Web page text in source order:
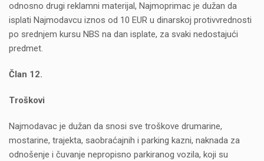
odnosno drugi reklamni materijal, Najmoprimac je dužan da
isplati Najmodavcu iznos od 10 EUR u dinarskoj protivvrednosti
po srednjem kursu NBS na dan isplate, za svaki nedostajući
predmet.
Član 12.
Troškovi
Najmodavac je dužan da snosi sve troškove drumarine,
mostarine, trajekta, saobraćajnih i parking kazni, naknada za
odnošenje i čuvanje nepropisno parkiranog vozila, koji su